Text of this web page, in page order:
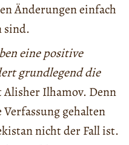
Änderungen einfach
sind.
eine positive
grundlegend die
Ilhamov. Denn
gehalten
nicht der Fall ist.